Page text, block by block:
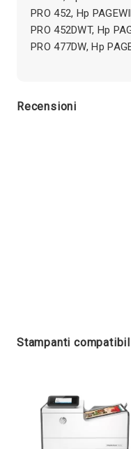
PRO 452, Hp
PRO 452DWT, Hp
PRO 477DW, Hp
Recensioni
Stampanti